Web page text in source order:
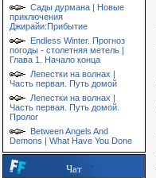
Сады дурмана | Новые
приключения
Джирайи:Прибытие
Endless Winter. Прогноз
погоды - столетняя метель |
Глава 1. Начало конца
Лепестки на волнах |
Часть первая. Путь домой
Лепестки на волнах |
Часть первая. Путь домой.
Пролог
Between Angels And
Demons | What Have You Done
Чат